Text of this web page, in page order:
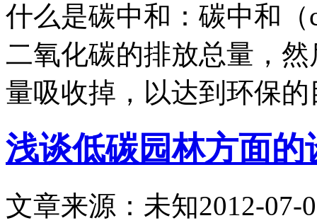
什么是碳中和：碳中和（
二氧化碳的排放总量，
量吸收掉，以达到环保的
浅谈低碳园林方面
文章来源：未知2012-07-